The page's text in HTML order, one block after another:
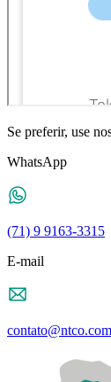
Se preferir, use
WhatsApp
(71) 9 9163-3315
E-mail